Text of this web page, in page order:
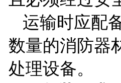
运输时应配
数量的消防器
处理设备。